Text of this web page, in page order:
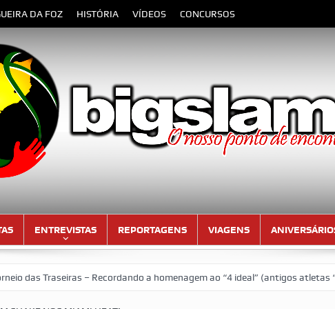
DA FOZ HISTÓRIA VÍDEOS CONCURSOS
ENTREVISTAS REPORTAGENS VIAGENS
Traseiras – Recordando a homenagem ao “4 ideal” (antigos atletas